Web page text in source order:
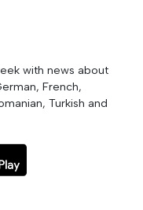
with news about
French,
Turkish and